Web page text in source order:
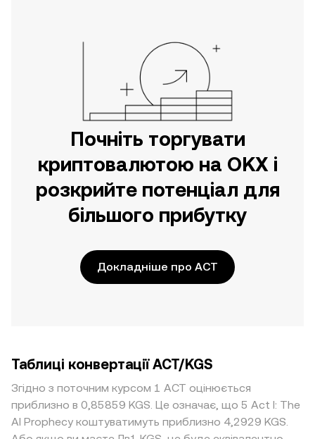
Почніть торгувати
криптовалютою на OKX і
розкрийте потенціал для
більшого прибутку
Докладніше про ACT
Таблиці конвертації ACT/KGS
Згідно з поточним курсом 1 ACT оцінюється
приблизно в 0,85859 KGS. Це означає, що 5 Act I: The
AI Prophecy коштуватимуть приблизно 4,2929 KGS.